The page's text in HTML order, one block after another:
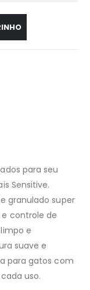
para seu
Sensitive.
granulado super
controle de
e
suave e
para gatos com
uso.